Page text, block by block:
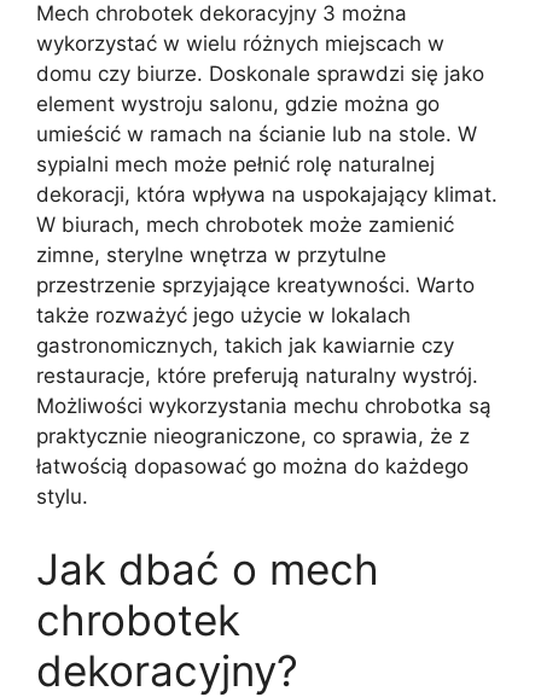
Mech chrobotek dekoracyjny 3 można
wykorzystać w wielu różnych miejscach w
domu czy biurze. Doskonale sprawdzi się jako
element wystroju salonu, gdzie można go
umieścić w ramach na ścianie lub na stole. W
sypialni mech może pełnić rolę naturalnej
dekoracji, która wpływa na uspokajający klimat.
W biurach, mech chrobotek może zamienić
zimne, sterylne wnętrza w przytulne
przestrzenie sprzyjające kreatywności. Warto
także rozważyć jego użycie w lokalach
gastronomicznych, takich jak kawiarnie czy
restauracje, które preferują naturalny wystrój.
Możliwości wykorzystania mechu chrobotka są
praktycznie nieograniczone, co sprawia, że z
łatwością dopasować go można do każdego
stylu.
Jak dbać o mech
chrobotek
dekoracyjny?